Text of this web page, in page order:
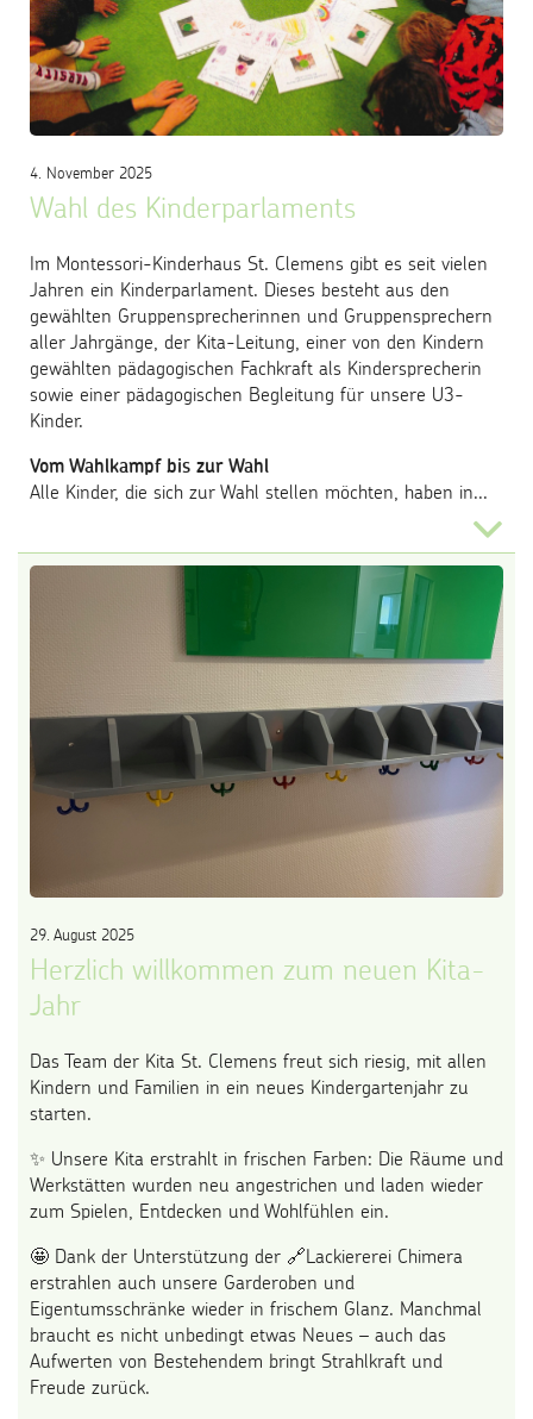
Wahl des Kinderparlaments
4. November 2025
Im Montessori-Kinderhaus St. Clemens gibt es seit vielen
Jahren ein Kinderparlament. Dieses besteht aus den
gewählten Gruppensprecherinnen und Gruppensprechern
aller Jahrgänge, der Kita-Leitung, einer von den Kindern
gewählten pädagogischen Fachkraft als Kindersprecherin
sowie einer pädagogischen Begleitung für unsere U3-
Kinder.
Vom Wahlkampf bis zur Wahl
Alle Kinder, die sich zur Wahl stellen möchten, haben in...
Herzlich willkommen zum neuen Kita-
Jahr
29. August 2025
Das Team der Kita St. Clemens freut sich riesig, mit allen
Kindern und Familien in ein neues Kindergartenjahr zu
starten.
✨ Unsere Kita erstrahlt in frischen Farben: Die Räume und
Werkstätten wurden neu angestrichen und laden wieder
zum Spielen, Entdecken und Wohlfühlen ein.
🤩 Dank der Unterstützung der 🔗Lackiererei Chimera
erstrahlen auch unsere Garderoben und
Eigentumsschränke wieder in frischem Glanz. Manchmal
braucht es nicht unbedingt etwas Neues – auch das
Aufwerten von Bestehendem bringt Strahlkraft und
Freude zurück.